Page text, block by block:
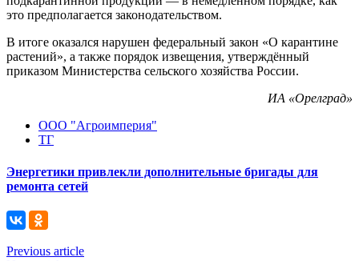
это предполагается законодательством.
В итоге оказался нарушен федеральный закон «О карантине
растений», а также порядок извещения, утверждённый
приказом Министерства сельского хозяйства России.
ИА «Орелград»
ООО "Агроимперия"
ТГ
Энергетики привлекли дополнительные бригады для
ремонта сетей
Previous article